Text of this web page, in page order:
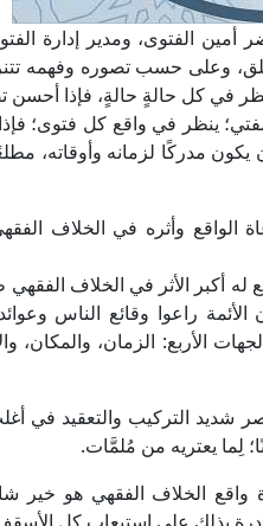
الفتوى، ومدير إدارة الفتوى
وعلى حسب تصوره وفهمه
في كل حالةٍ حالةٍ، فإذا
ينظر في واقع كل فتوى؛
أن يكون مدركًا لزمانه وأوقاته،
وأثره في الخلاف
له أكبر الأثر في الخلاف
الأئمة راعوا وقائع الناس
الأربع: الزمان،
التركيب والتعقيد في
لِما يعتريه من مُلمَّات.
الخلاف الفقهي هو خير